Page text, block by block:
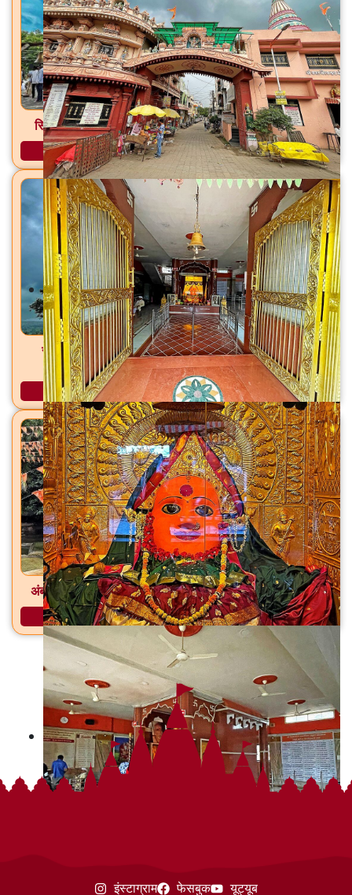
सिद्धेश्वर महादेव मंदिर पाल, ता. फुलंब्री, जि. छत्रपती संभाजीनगर
अधिक माहिती
सांब सदाशिव मंदिर डोंगरगाव (शिव), ता. फुलंब्री, जि. छत्रपती
संभाजीनगर
अधिक माहिती
अंबऋषी गुहा मंदिर आमसरी, ता. सिल्लोड, जि. छत्रपती संभाजीनगर
अधिक माहिती
इंस्टाग्राम फेसबुक यूट्यूब